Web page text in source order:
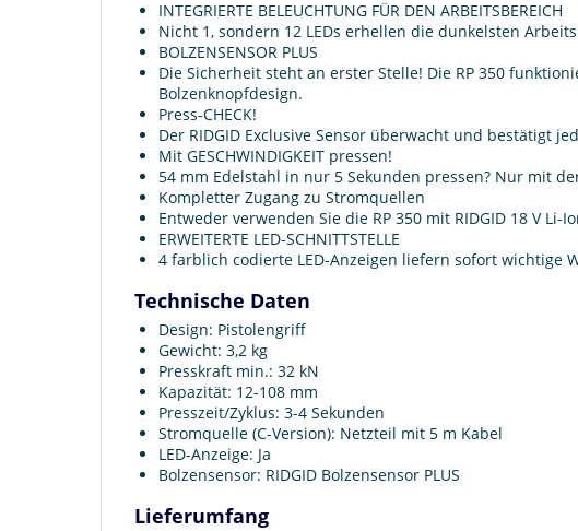
INTEGRIERTE BELEUCHTUNG FÜR DEN ARBEITSBEREICH
Nicht 1, sondern 12 LEDs erhellen die dunkelsten
BOLZENSENSOR PLUS
Die Sicherheit steht an erster Stelle! Die RP 350
Bolzenknopfdesign.
Press-CHECK!
Der RIDGID Exclusive Sensor überwacht und bestätigt
Mit GESCHWINDIGKEIT pressen!
54 mm Edelstahl in nur 5 Sekunden pressen? Nur mit
Kompletter Zugang zu Stromquellen
Entweder verwenden Sie die RP 350 mit RIDGID 18 V
ERWEITERTE LED-SCHNITTSTELLE
4 farblich codierte LED-Anzeigen liefern sofort wichtige
Technische Daten
Design: Pistolengriff
Gewicht: 3,2 kg
Presskraft min.: 32 kN
Kapazität: 12-108 mm
Presszeit/Zyklus: 3-4 Sekunden
Stromquelle (C-Version): Netzteil mit 5 m Kabel
LED-Anzeige: Ja
Bolzensensor: RIDGID Bolzensensor PLUS
Lieferumfang